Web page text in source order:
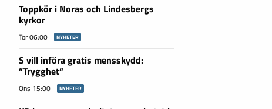
Toppkör i Noras och Lindesbergs
kyrkor
Tor 06:00 NYHETER
S vill införa gratis mensskydd:
”Trygghet”
Ons 15:00 NYHETER